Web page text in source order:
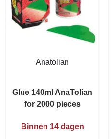
Anatolian
Glue 140ml AnaTolian
for 2000 pieces
Binnen 14 dagen